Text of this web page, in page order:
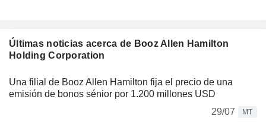
Últimas noticias acerca de Booz Allen Hamilton
Holding Corporation
Una filial de Booz Allen Hamilton fija el precio de una
emisión de bonos sénior por 1.200 millones USD
29/07
MT